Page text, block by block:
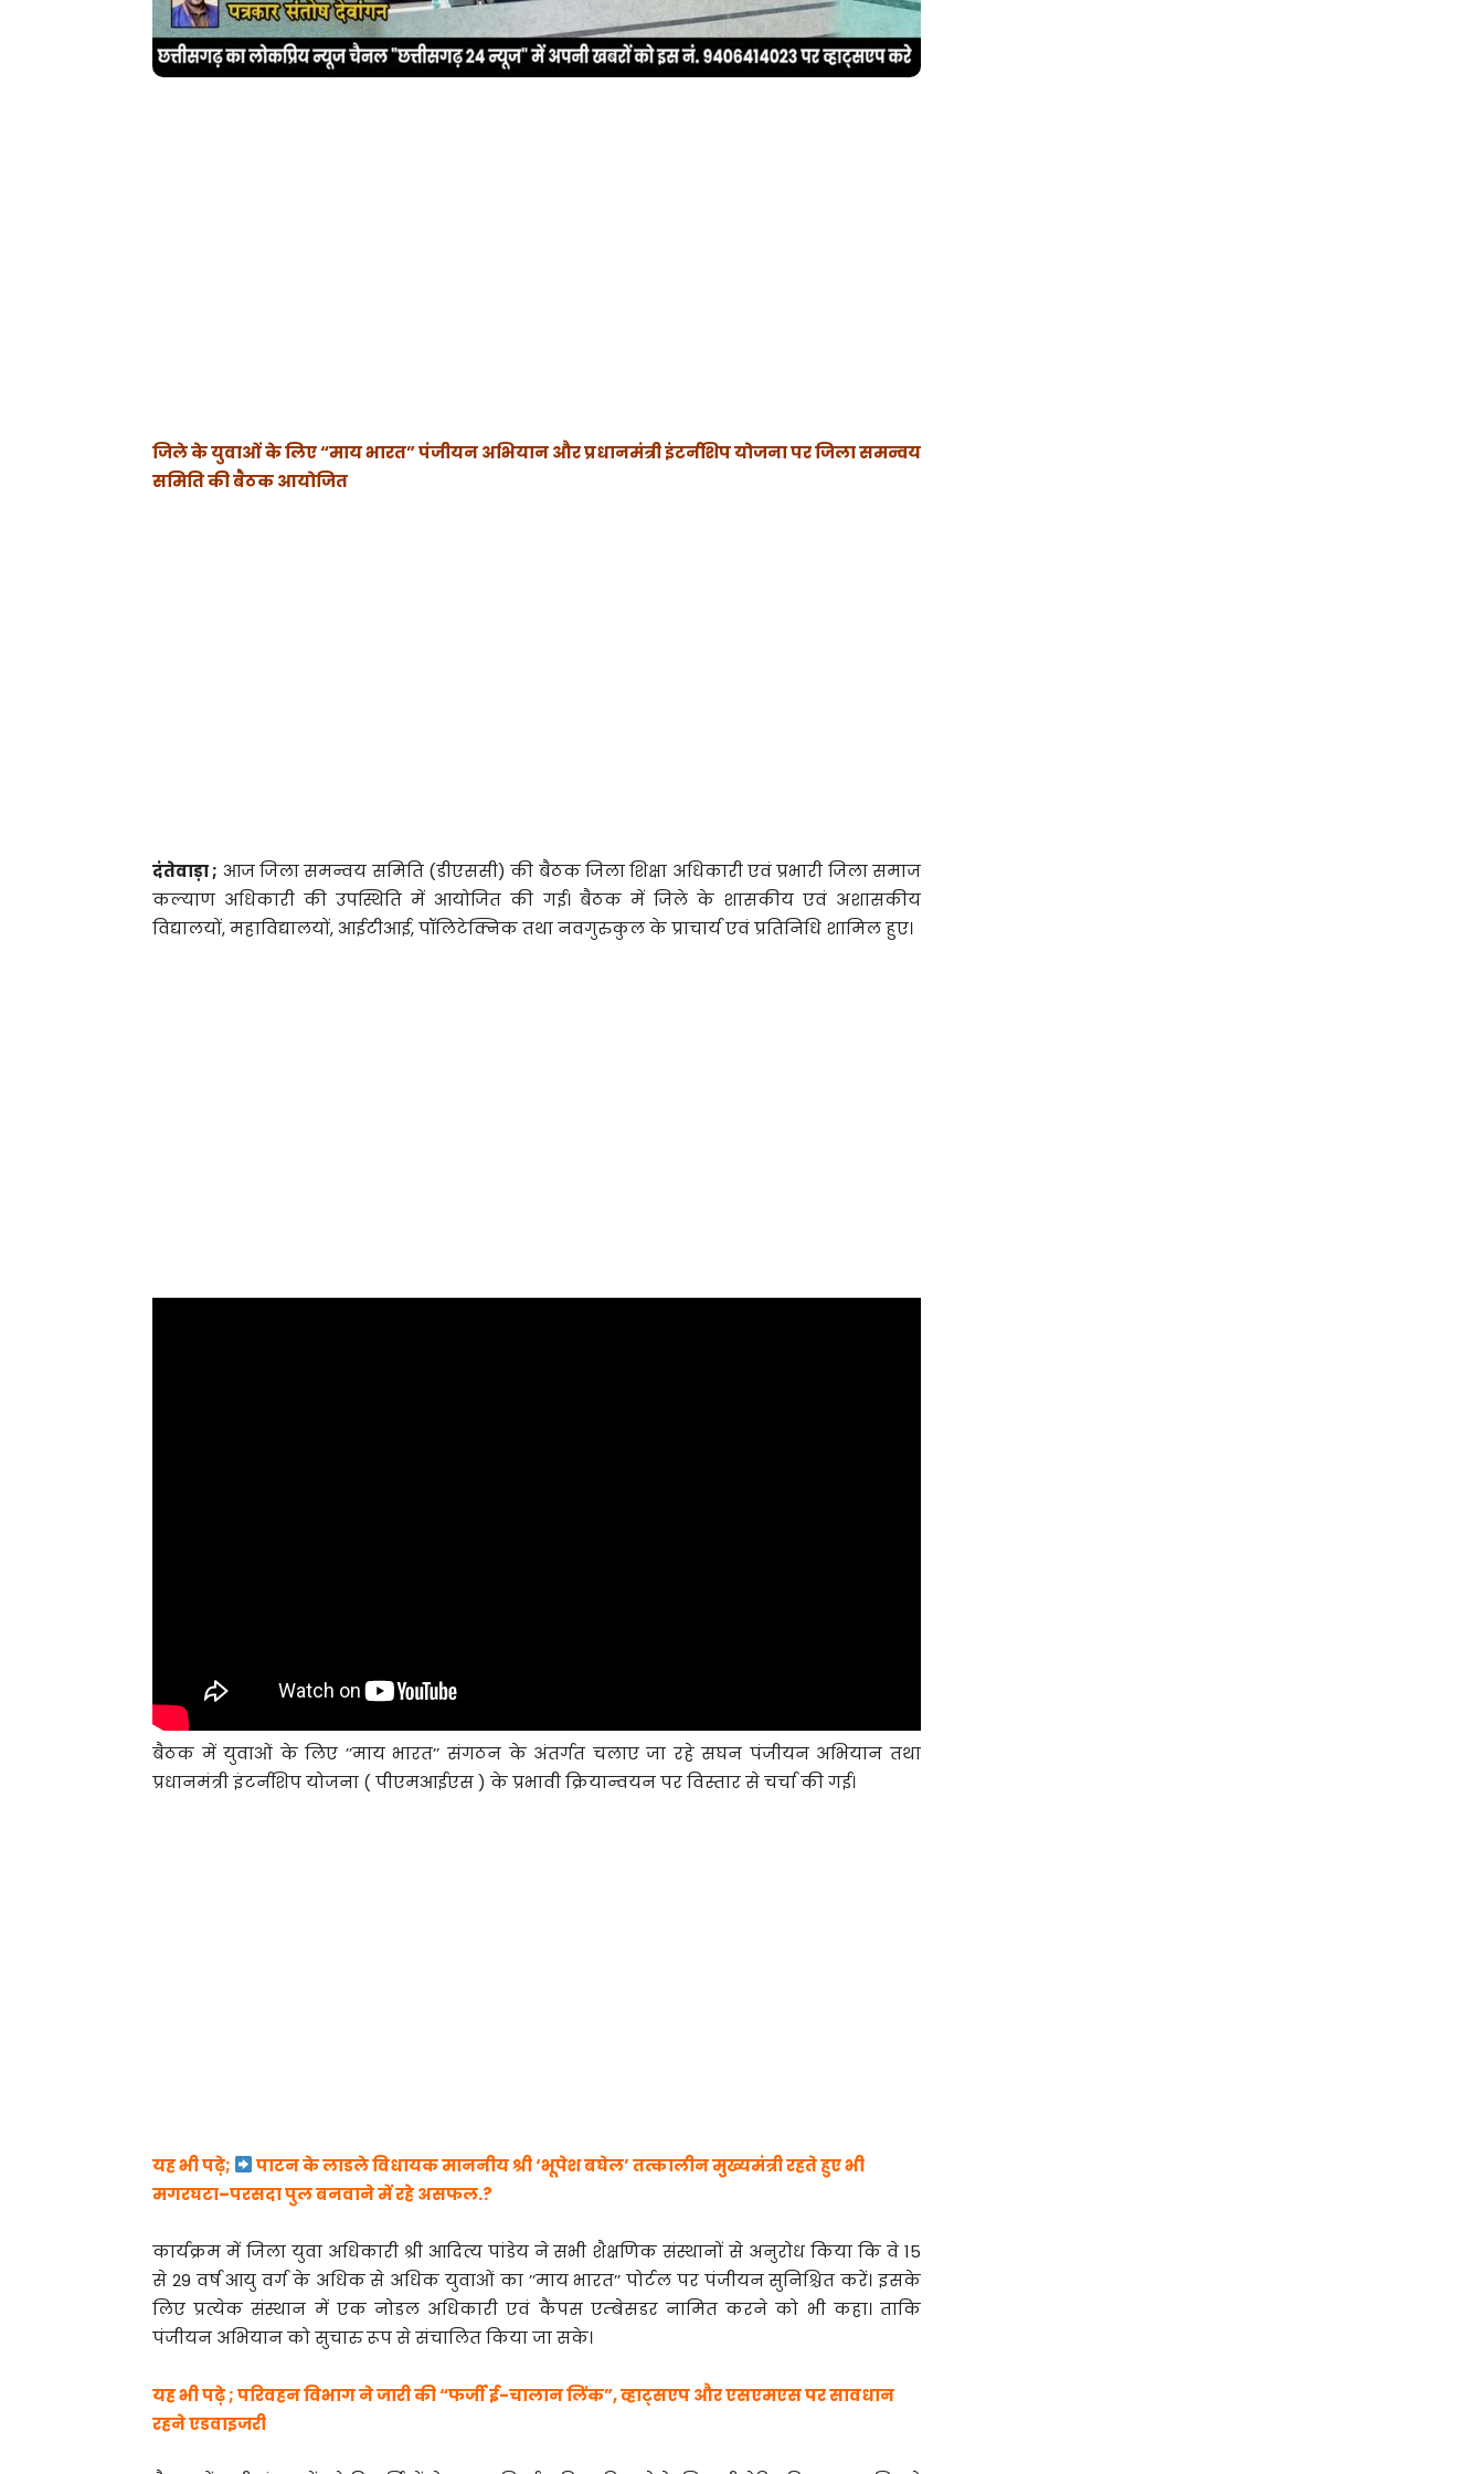
जिले के युवाओं के लिए “माय भारत” पंजीयन अभियान और प्रधानमंत्री इंटर्नशिप योजना पर जिला समन्वय
समिति की बैठक आयोजित
दंतेवाड़ा ; आज जिला समन्वय समिति (डीएससी) की बैठक जिला शिक्षा अधिकारी एवं प्रभारी जिला समाज
कल्याण अधिकारी की उपस्थिति में आयोजित की गई। बैठक में जिले के शासकीय एवं अशासकीय
विद्यालयों, महाविद्यालयों, आईटीआई, पॉलिटेक्निक तथा नवगुरुकुल के प्राचार्य एवं प्रतिनिधि शामिल हुए।
बैठक में युवाओं के लिए ’’माय भारत’’ संगठन के अंतर्गत चलाए जा रहे सघन पंजीयन अभियान तथा
प्रधानमंत्री इंटर्नशिप योजना ( पीएमआईएस ) के प्रभावी क्रियान्वयन पर विस्तार से चर्चा की गई।
यह भी पढ़े;
पाटन के लाडले विधायक माननीय श्री ‘भूपेश बघेल’ तत्कालीन मुख्यमंत्री रहते हुए भी
मगरघटा–परसदा पुल बनवाने में रहे असफल.?
कार्यक्रम में जिला युवा अधिकारी श्री आदित्य पांडेय ने सभी शैक्षणिक संस्थानों से अनुरोध किया कि वे 15
से 29 वर्ष आयु वर्ग के अधिक से अधिक युवाओं का ’’माय भारत’’ पोर्टल पर पंजीयन सुनिश्चित करें। इसके
लिए प्रत्येक संस्थान में एक नोडल अधिकारी एवं कैंपस एम्बेसडर नामित करने को भी कहा। ताकि
पंजीयन अभियान को सुचारु रूप से संचालित किया जा सके।
यह भी पढ़े ; परिवहन विभाग ने जारी की “फर्जी ई-चालान लिंक”, व्हाट्सएप और एसएमएस पर सावधान
रहने एडवाइजरी